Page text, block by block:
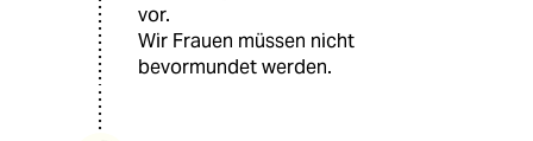
vor.
Wir Frauen müssen nicht
bevormundet werden.